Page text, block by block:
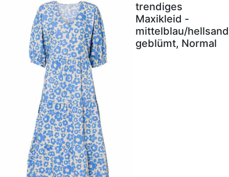
trendiges
Maxikleid -
mittelblau/hellsand
geblümt, Normal